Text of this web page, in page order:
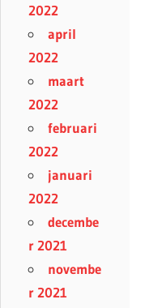
2022
april
2022
maart
2022
februari
2022
januari
2022
decembe
r 2021
novembe
r 2021